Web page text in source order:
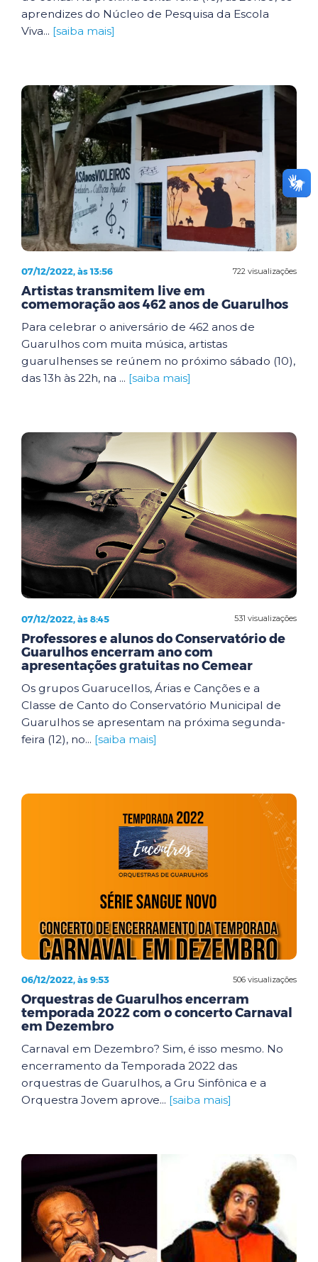
aprendizes do Núcleo de Pesquisa da Escola
Viva... [saiba mais]
722 visualizações
07/12/2022, às 13:56
Artistas transmitem live em
comemoração aos 462 anos de Guarulhos
Para celebrar o aniversário de 462 anos de
Guarulhos com muita música, artistas
guarulhenses se reúnem no próximo sábado (10),
das 13h às 22h, na ... [saiba mais]
531 visualizações
07/12/2022, às 8:45
Professores e alunos do Conservatório de
Guarulhos encerram ano com
apresentações gratuitas no Cemear
Os grupos Guarucellos, Árias e Canções e a
Classe de Canto do Conservatório Municipal de
Guarulhos se apresentam na próxima segunda-
feira (12), no... [saiba mais]
506 visualizações
06/12/2022, às 9:53
Orquestras de Guarulhos encerram
temporada 2022 com o concerto Carnaval
em Dezembro
Carnaval em Dezembro? Sim, é isso mesmo. No
encerramento da Temporada 2022 das
orquestras de Guarulhos, a Gru Sinfônica e a
Orquestra Jovem aprove... [saiba mais]